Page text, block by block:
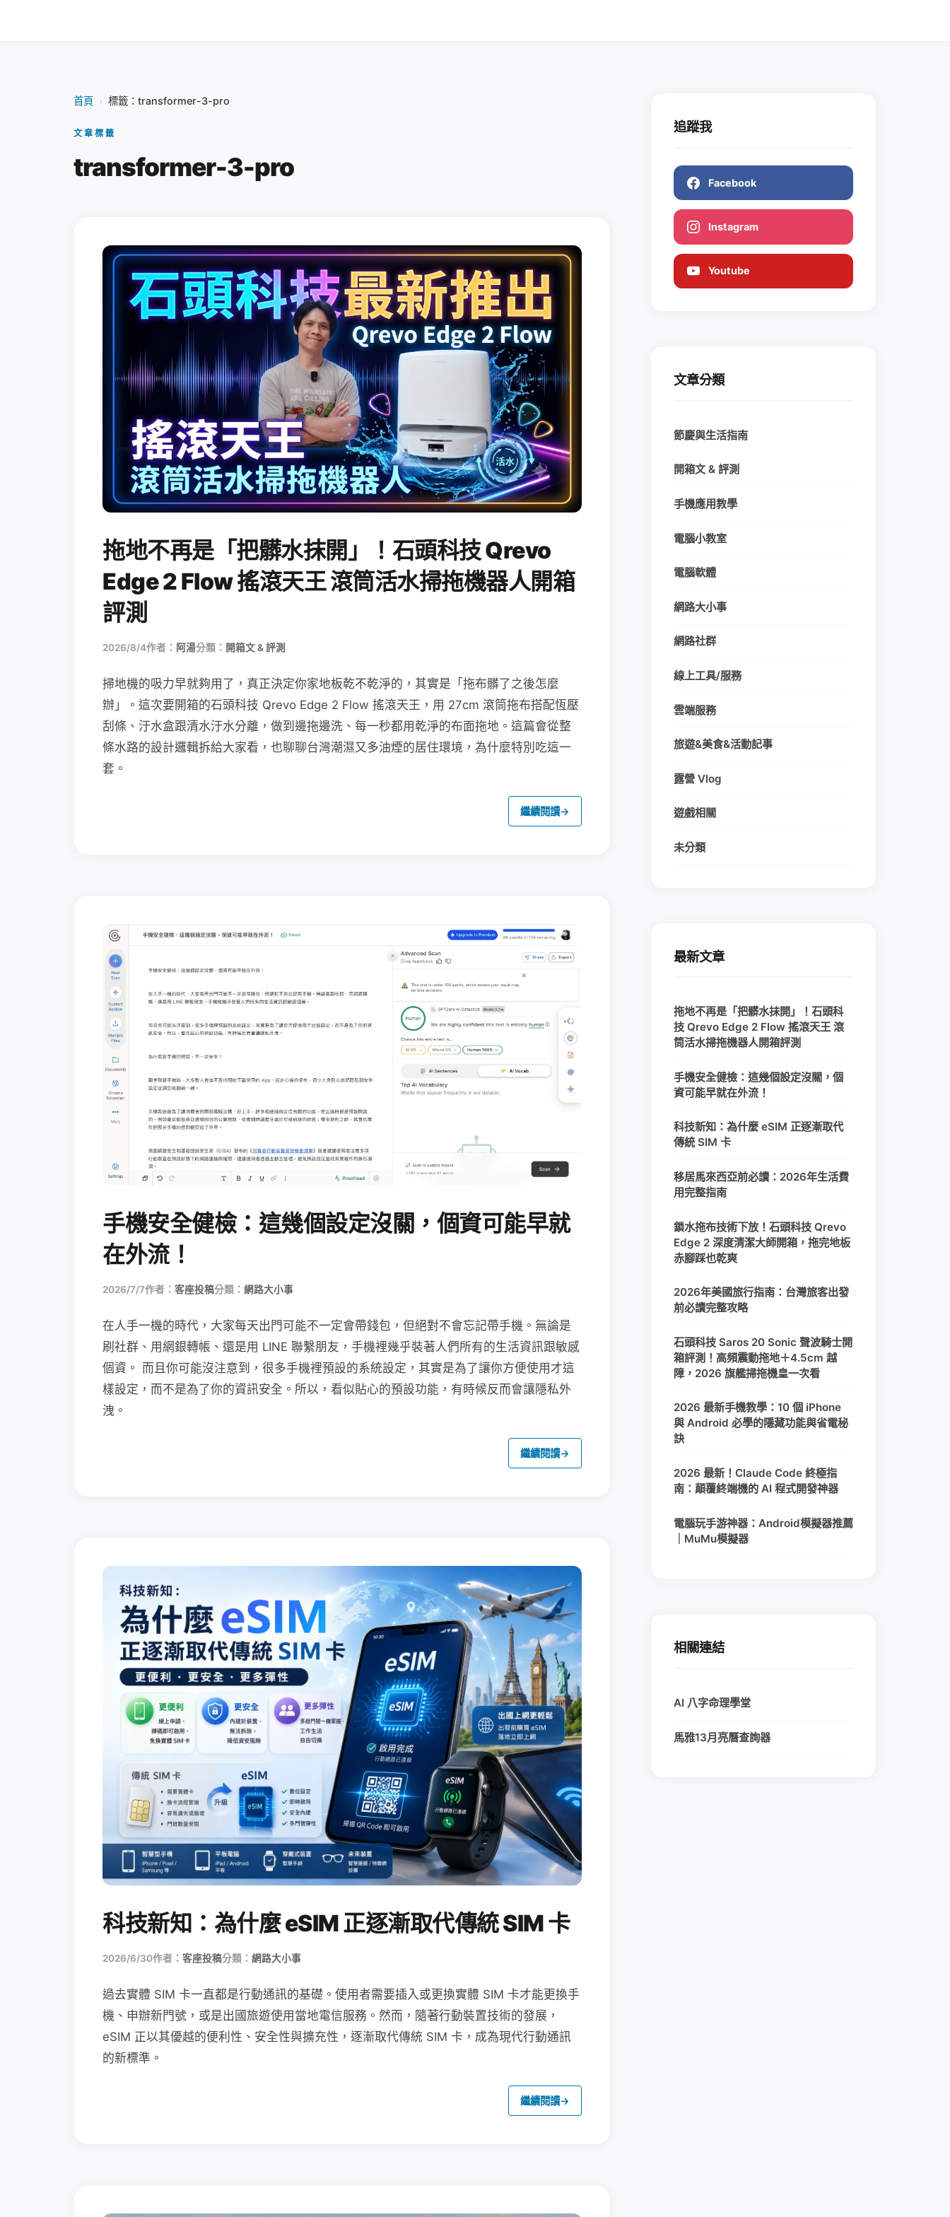
首頁 › 標籤：transformer-3-pro
文章標籤
transformer-3-pro
拖地不再是「把髒水抹開」！石頭科技 Qrevo
Edge 2 Flow 搖滾天王 滾筒活水掃拖機器人開箱
評測
2026/8/4作者： 阿湯分類： 開箱文 & 評測
掃地機的吸力早就夠用了，真正決定你家地板乾不乾淨的，其實是「拖布髒了之後怎麼
辦」。這次要開箱的石頭科技 Qrevo Edge 2 Flow 搖滾天王，用 27cm 滾筒拖布搭配恆壓
刮條、汙水盒跟清水汙水分離，做到邊拖邊洗、每一秒都用乾淨的布面拖地。這篇會從整
條水路的設計邏輯拆給大家看，也聊聊台灣潮濕又多油煙的居住環境，為什麼特別吃這一
套。
繼續閱讀→
手機安全健檢：這幾個設定沒關，個資可能早就
在外流！
2026/7/7作者： 客座投稿分類： 網路大小事
在人手一機的時代，大家每天出門可能不一定會帶錢包，但絕對不會忘記帶手機。無論是
刷社群、用網銀轉帳、還是用 LINE 聯繫朋友，手機裡幾乎裝著人們所有的生活資訊跟敏感
個資。 而且你可能沒注意到，很多手機裡預設的系統設定，其實是為了讓你方便使用才這
樣設定，而不是為了你的資訊安全。所以，看似貼心的預設功能，有時候反而會讓隱私外
洩。
繼續閱讀→
科技新知：為什麼 eSIM 正逐漸取代傳統 SIM 卡
2026/6/30作者： 客座投稿分類： 網路大小事
過去實體 SIM 卡一直都是行動通訊的基礎。使用者需要插入或更換實體 SIM 卡才能更換手
機、申辦新門號，或是出國旅遊使用當地電信服務。然而，隨著行動裝置技術的發展，
eSIM 正以其優越的便利性、安全性與擴充性，逐漸取代傳統 SIM 卡，成為現代行動通訊
的新標準。
繼續閱讀→
追蹤我
Facebook
Instagram
Youtube
文章分類
節慶與生活指南
開箱文 & 評測
手機應用教學
電腦小教室
電腦軟體
網路大小事
網路社群
線上工具/服務
雲端服務
旅遊&美食&活動記事
露營 Vlog
遊戲相關
未分類
最新文章
拖地不再是「把髒水抹開」！石頭科
技 Qrevo Edge 2 Flow 搖滾天王 滾
筒活水掃拖機器人開箱評測
手機安全健檢：這幾個設定沒關，個
資可能早就在外流！
科技新知：為什麼 eSIM 正逐漸取代
傳統 SIM 卡
移居馬來西亞前必讀：2026年生活費
用完整指南
鎖水拖布技術下放！石頭科技 Qrevo
Edge 2 深度清潔大師開箱，拖完地板
赤腳踩也乾爽
2026年美國旅行指南：台灣旅客出發
前必讀完整攻略
石頭科技 Saros 20 Sonic 聲波騎士開
箱評測！高頻震動拖地＋4.5cm 越
障，2026 旗艦掃拖機皇一次看
2026 最新手機教學：10 個 iPhone
與 Android 必學的隱藏功能與省電秘
訣
2026 最新！Claude Code 終極指
南：顛覆終端機的 AI 程式開發神器
電腦玩手游神器：Android模擬器推薦
｜MuMu模擬器
相關連結
AI 八字命理學堂
馬雅13月亮曆查詢器